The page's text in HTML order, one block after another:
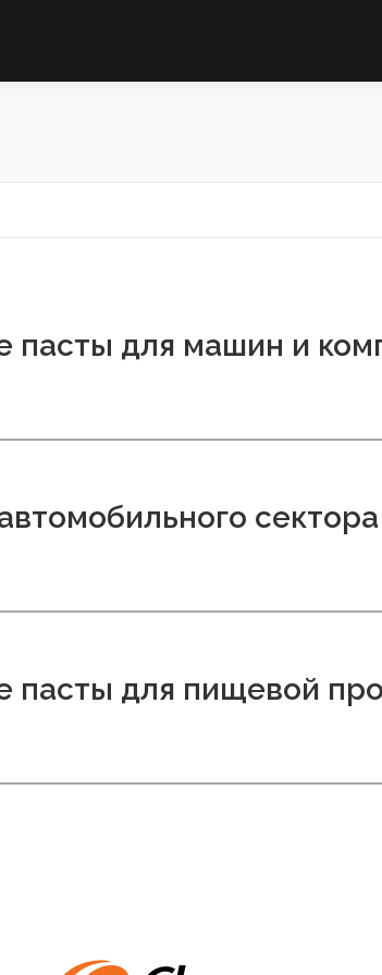
пасты для машин и
сектора
пасты для пищевой